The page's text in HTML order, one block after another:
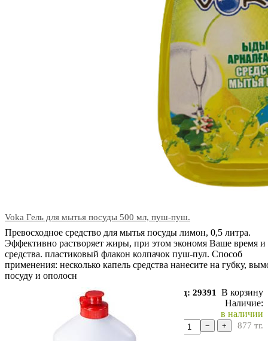
Voka Гель для мытья посуды 500 мл, пуш-пуш.
Превосходное средство для мытья посуды лимон, 0,5 литра.
Эффективно растворяет жиры, при этом экономя Ваше время и
средства. пластиковый флакон колпачок пуш-пул. Способ
применения: несколько капель средства нанесите на губку,
посуду и ополосн
Код: 29391
В корзину
Наличие:
в наличии
877 тг.
− +